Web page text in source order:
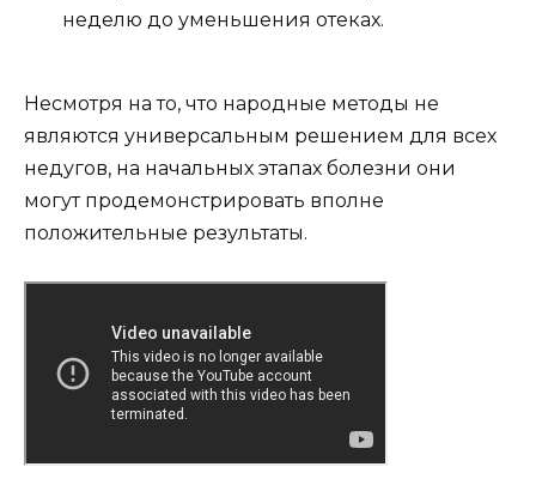
неделю до уменьшения отеках.
Несмотря на то, что народные методы не
являются универсальным решением для всех
недугов, на начальных этапах болезни они
могут продемонстрировать вполне
положительные результаты.